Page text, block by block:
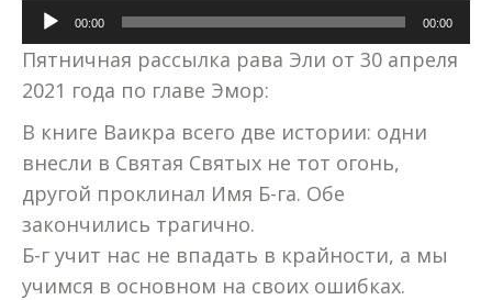
Аудиоплеер
00:00 00:00
Пятничная рассылка рава Эли от 30 апреля
2021 года по главе Эмор:
В книге Ваикра всего две истории: одни
внесли в Святая Святых не тот огонь,
другой проклинал Имя Б-га. Обе
закончились трагично.
Б-г учит нас не впадать в крайности, а мы
учимся в основном на своих ошибках.